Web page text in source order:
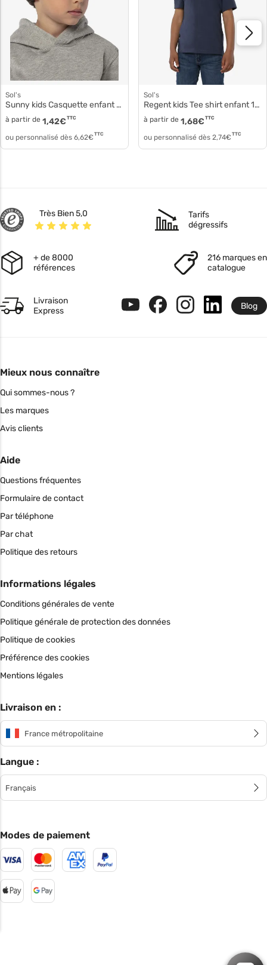
Sol's
Sunny kids Casquette enfant coton qualité 88111
à partir de 1,42€ TTC
ou personnalisé dès 6,62€ TTC
Sol's
Regent kids Tee shirt enfant 11970
à partir de 1,68€ TTC
ou personnalisé dès 2,74€ TTC
Très Bien 5,0
Tarifs
dégressifs
+ de 8000
références
216 marques en
catalogue
Livraison
Express
Blog
Mieux nous connaître
Qui sommes-nous ?
Les marques
Avis clients
Aide
Questions fréquentes
Formulaire de contact
Par téléphone
Par chat
Politique des retours
Informations légales
Conditions générales de vente
Politique générale de protection des données
Politique de cookies
Préférence des cookies
Mentions légales
Livraison en :
France métropolitaine
Langue :
Français
Modes de paiement